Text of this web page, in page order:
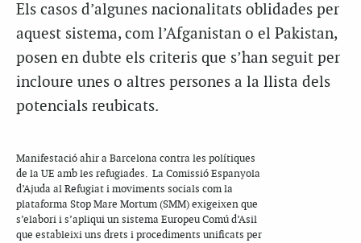
Els casos d’algunes nacionalitats oblidades per
aquest sistema, com l’Afganistan o el Pakistan,
posen en dubte els criteris que s’han seguit per
incloure unes o altres persones a la llista dels
potencials reubicats.
Manifestació ahir a Barcelona contra les polítiques
de la UE amb les refugiades. La Comissió Espanyola
d’Ajuda al Refugiat i moviments socials com la
plataforma Stop Mare Mortum (SMM) exigeixen que
s’elabori i s’apliqui un sistema Europeu Comú d’Asil
que estableixi uns drets i procediments unificats per